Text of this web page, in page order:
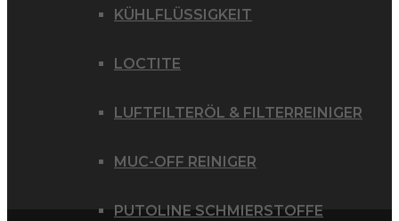
KÜHLFLÜSSIGKEIT
LOCTITE
LUFTFILTERÖL & FILTERREINIGER
MUC-OFF REINIGER
PUTOLINE SCHMIERSTOFFE